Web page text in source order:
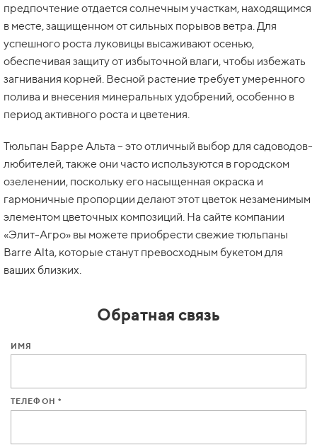
предпочтение отдается солнечным участкам, находящимся
в месте, защищенном от сильных порывов ветра. Для
успешного роста луковицы высаживают осенью,
обеспечивая защиту от избыточной влаги, чтобы избежать
загнивания корней. Весной растение требует умеренного
полива и внесения минеральных удобрений, особенно в
период активного роста и цветения.
Тюльпан Барре Альта – это отличный выбор для садоводов-
любителей, также они часто используются в городском
озеленении, поскольку его насыщенная окраска и
гармоничные пропорции делают этот цветок незаменимым
элементом цветочных композиций. На сайте компании
«Элит-Агро» вы можете приобрести свежие тюльпаны
Barre Alta, которые станут превосходным букетом для
ваших близких.
Обратная связь
ИМЯ
ТЕЛЕФОН *